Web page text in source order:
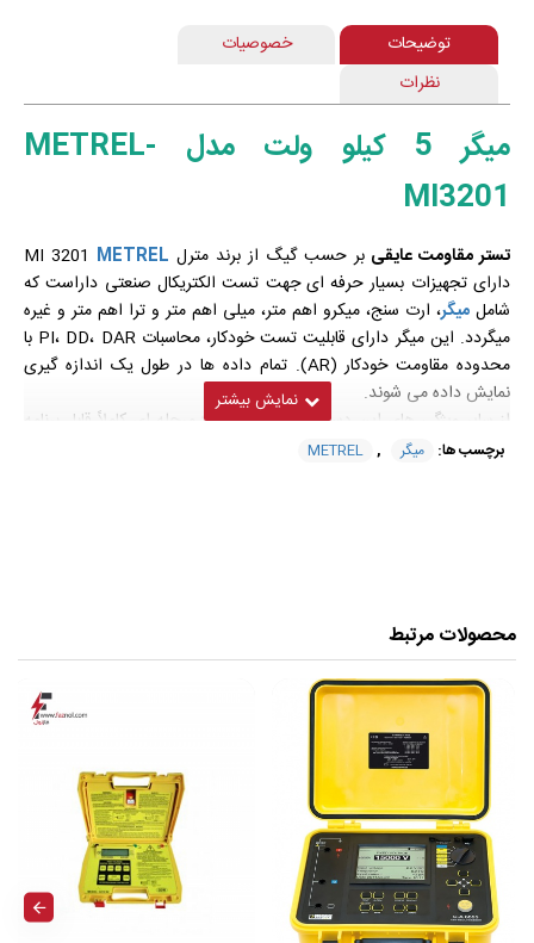
توضیحات
خصوصیات
نظرات
میگر 5 کیلو ولت مدل METREL-
MI3201
تستر مقاومت عایقی بر حسب گیگ از برند مترل METREL
MI 3201
دارای تجهیزات بسیار حرفه ای جهت تست الکتریکال صنعتی داراست که
شامل میگر، ارت سنج، میکرو اهم متر، میلی اهم متر و ترا اهم متر و غیره
میگردد. این میگر دارای قابلیت تست خودکار، محاسبات PI، DD، DAR با
محدوده مقاومت خودکار (AR). تمام داده ها در طول یک اندازه گیری
نمایش داده می شوند.
از سایر ویژگی های این دستگاه عیب یابی ولتاژ مرحله ای کاملاً قابل برنامه
ریزی و عملکردهای تست ولتاژ مقاوم برای کمک به تشخیص عیوب در
ولت MI 3201 ساخت METREL
محدوده ولتاژ تست 250 ... 5000 ولت
محدوده اندازه گیری 5 کیلو اهم ... 10 TΩ
دارای تست رمپ ولتاژ
دارای تخلیه اتوماتیک بعد از تست
مجهز به محاسبه DD، DAR، PI
قابلیت تست ولتاژ پله
دارای تایمر (تا 100 دقیقه)
برچسب ها: میگر ,
METREL
محصولات مرتبط